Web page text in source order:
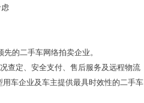
的二手车网络拍卖企业。
查定、安全支付、售后服务及远程物流
车企业及车主提供最具时效性的二手车